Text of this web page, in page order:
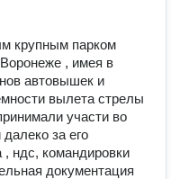
крупным парком
Воронеже , имея в
автовышек и
вылета стрелы
участи во
за его
ндс, командировки
документация